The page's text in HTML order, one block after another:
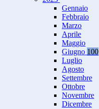
Gennaio
Febbraio
Marzo
Aprile
Maggio
Giugno 100
Luglio
Agosto
Settembre
Ottobre
Novembre
Dicembre